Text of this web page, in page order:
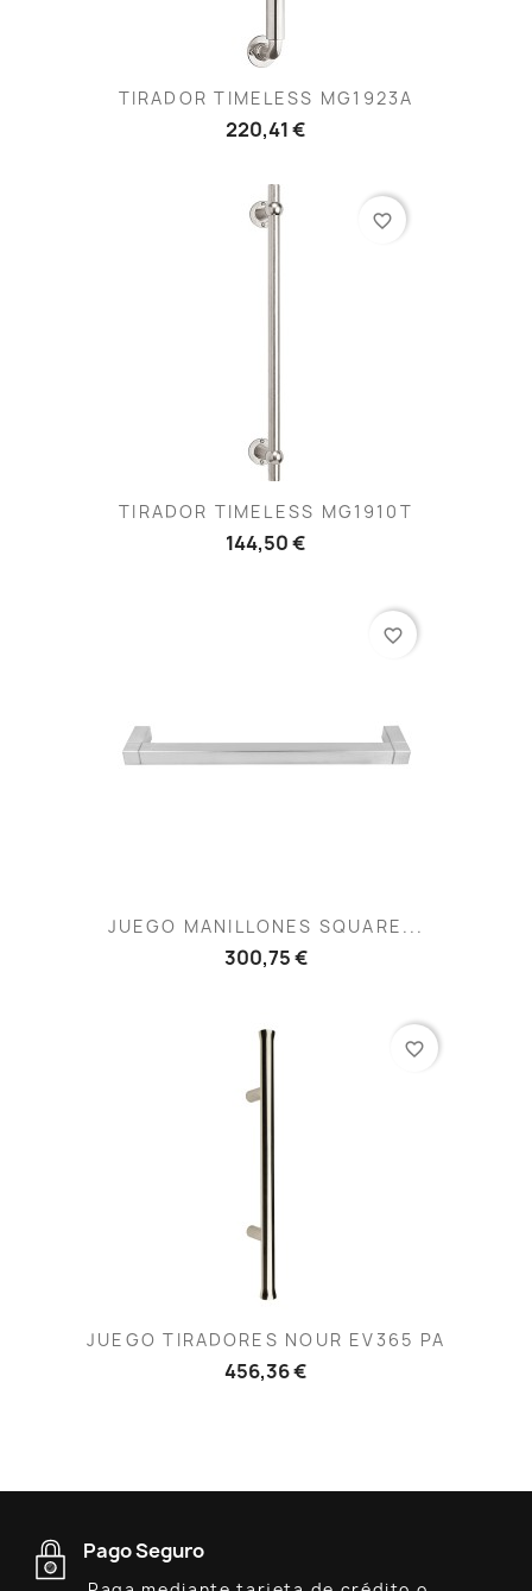
TIRADOR TIMELESS MG1923A
220,41 €
TIRADOR TIMELESS MG1910T
144,50 €
favorite_border
JUEGO MANILLONES SQUARE...
300,75 €
favorite_border
JUEGO TIRADORES NOUR EV365 PA
456,36 €
favorite_border
Pago Seguro